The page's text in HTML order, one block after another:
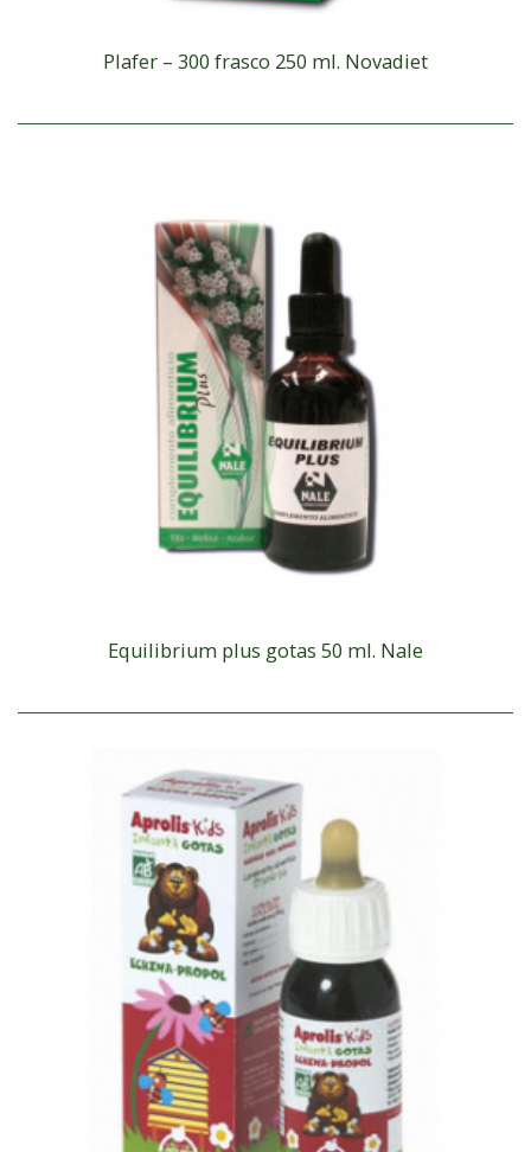
Plafer – 300 frasco 250 ml. Novadiet
Equilibrium plus gotas 50 ml. Nale